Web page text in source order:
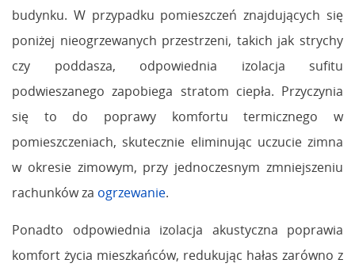
budynku. W przypadku pomieszczeń znajdujących się
poniżej nieogrzewanych przestrzeni, takich jak strychy
czy poddasza, odpowiednia izolacja sufitu
podwieszanego zapobiega stratom ciepła. Przyczynia
się to do poprawy komfortu termicznego w
pomieszczeniach, skutecznie eliminując uczucie zimna
w okresie zimowym, przy jednoczesnym zmniejszeniu
rachunków za ogrzewanie.
Ponadto odpowiednia izolacja akustyczna poprawia
komfort życia mieszkańców, redukując hałas zarówno z